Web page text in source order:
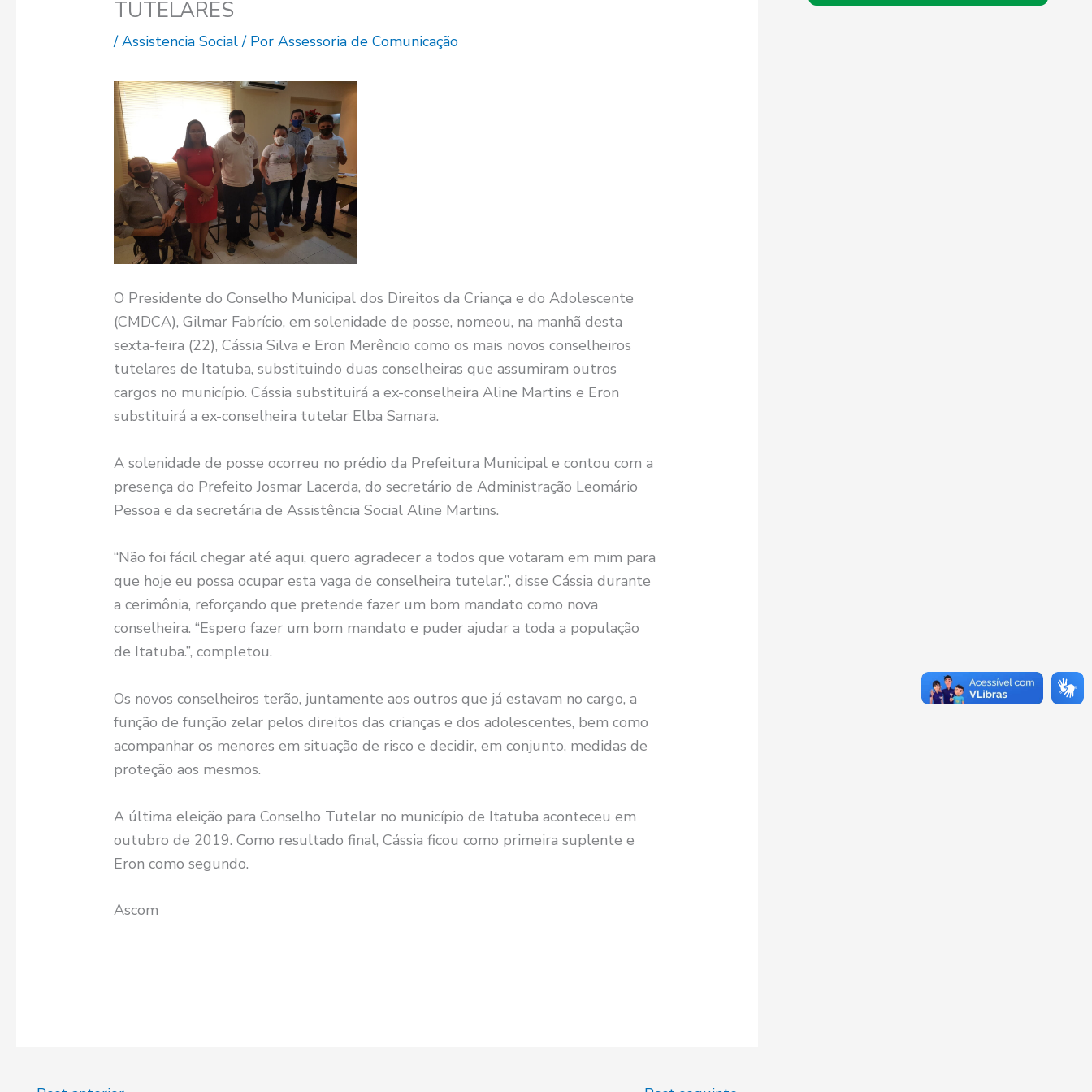
TUTELARES
/Assistencia Social / PorAssessoria de Comunicação
O Presidente do Conselho Municipal dos Direitos da Criança e do Adolescente
(CMDCA), Gilmar Fabrício, em solenidade de posse, nomeou, na manhã desta
sexta-feira (22), Cássia Silva e Eron Merêncio como os mais novos conselheiros
tutelares de Itatuba, substituindo duas conselheiras que assumiram outros
cargos no município. Cássia substituirá a ex-conselheira Aline Martins e Eron
substituirá a ex-conselheira tutelar Elba Samara.
A solenidade de posse ocorreu no prédio da Prefeitura Municipal e contou com a
presença do Prefeito Josmar Lacerda, do secretário de Administração Leomário
Pessoa e da secretária de Assistência Social Aline Martins.
“Não foi fácil chegar até aqui, quero agradecer a todos que votaram em mim para
que hoje eu possa ocupar esta vaga de conselheira tutelar.”, disse Cássia durante
a cerimônia, reforçando que pretende fazer um bom mandato como nova
conselheira. “Espero fazer um bom mandato e puder ajudar a toda a população
de Itatuba.”, completou.
Os novos conselheiros terão, juntamente aos outros que já estavam no cargo, a
função de função zelar pelos direitos das crianças e dos adolescentes, bem como
acompanhar os menores em situação de risco e decidir, em conjunto, medidas de
proteção aos mesmos.
A última eleição para Conselho Tutelar no município de Itatuba aconteceu em
outubro de 2019. Como resultado final, Cássia ficou como primeira suplente e
Eron como segundo.
Ascom